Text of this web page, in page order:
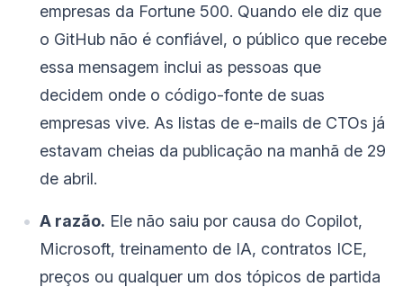
empresas da Fortune 500. Quando ele diz que
o GitHub não é confiável, o público que recebe
essa mensagem inclui as pessoas que
decidem onde o código-fonte de suas
empresas vive. As listas de e-mails de CTOs já
estavam cheias da publicação na manhã de 29
de abril.
A razão. Ele não saiu por causa do Copilot,
Microsoft, treinamento de IA, contratos ICE,
preços ou qualquer um dos tópicos de partida